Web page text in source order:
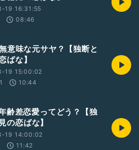
19 16:31:55
08:46
意味な元サヤ？【独断と
ばな】
19 15:00:02
10:44
齢差恋愛ってどう？【独
の恋ばな】
19 14:00:02
11:42